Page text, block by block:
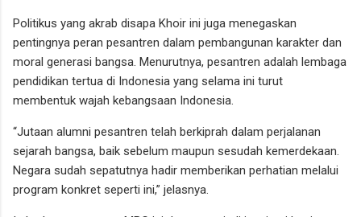
Politikus yang akrab disapa Khoir ini juga menegaskan
pentingnya peran pesantren dalam pembangunan karakter dan
moral generasi bangsa. Menurutnya, pesantren adalah lembaga
pendidikan tertua di Indonesia yang selama ini turut
membentuk wajah kebangsaan Indonesia.
“Jutaan alumni pesantren telah berkiprah dalam perjalanan
sejarah bangsa, baik sebelum maupun sesudah kemerdekaan.
Negara sudah sepatutnya hadir memberikan perhatian melalui
program konkret seperti ini,” jelasnya.